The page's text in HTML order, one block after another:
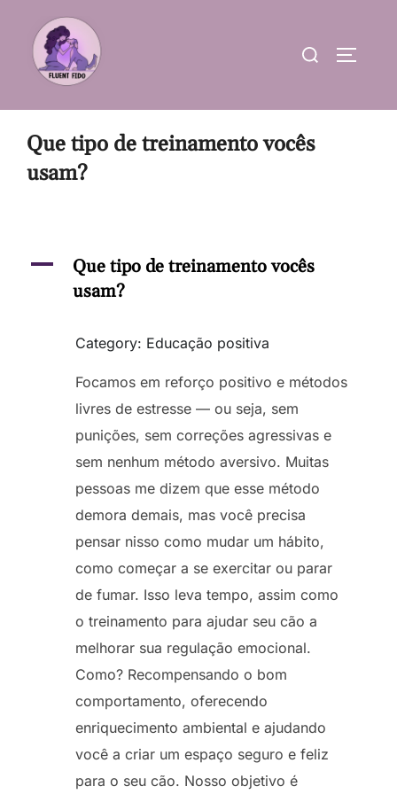
content
Search
Que tipo de treinamento vocês
usam?
A
Que tipo de treinamento vocês
usam?
Category: Educação positiva
Focamos em reforço positivo e métodos
livres de estresse — ou seja, sem
punições, sem correções agressivas e
sem nenhum método aversivo. Muitas
pessoas me dizem que esse método
demora demais, mas você precisa
pensar nisso como mudar um hábito,
como começar a se exercitar ou parar
de fumar. Isso leva tempo, assim como
o treinamento para ajudar seu cão a
melhorar sua regulação emocional.
Como? Recompensando o bom
comportamento, oferecendo
enriquecimento ambiental e ajudando
você a criar um espaço seguro e feliz
para o seu cão. Nosso objetivo é